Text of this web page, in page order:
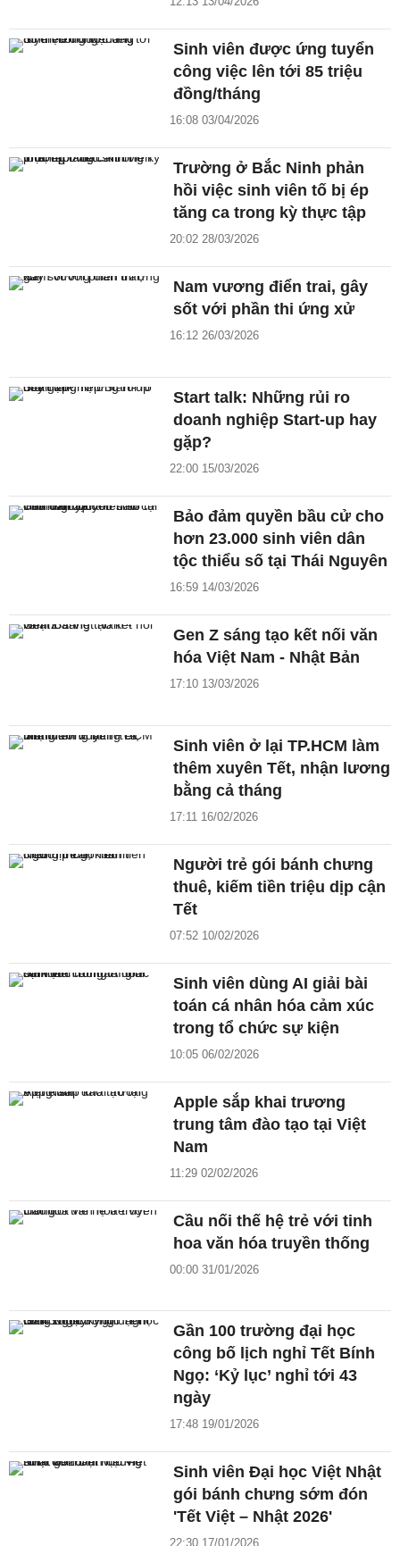
Sinh viên được ứng tuyển
công việc lên tới 85 triệu
đồng/tháng
16:08 03/04/2026
Trường ở Bắc Ninh phản
hồi việc sinh viên tố bị ép
tăng ca trong kỳ thực tập
20:02 28/03/2026
Nam vương điển trai, gây
sốt với phần thi ứng xử
16:12 26/03/2026
Start talk: Những rủi ro
doanh nghiệp Start-up hay
gặp?
22:00 15/03/2026
Bảo đảm quyền bầu cử cho
hơn 23.000 sinh viên dân
tộc thiểu số tại Thái Nguyên
16:59 14/03/2026
Gen Z sáng tạo kết nối văn
hóa Việt Nam - Nhật Bản
17:10 13/03/2026
Sinh viên ở lại TP.HCM làm
thêm xuyên Tết, nhận lương
bằng cả tháng
17:11 16/02/2026
Người trẻ gói bánh chưng
thuê, kiếm tiền triệu dịp cận
Tết
07:52 10/02/2026
Sinh viên dùng AI giải bài
toán cá nhân hóa cảm xúc
trong tổ chức sự kiện
10:05 06/02/2026
Apple sắp khai trương
trung tâm đào tạo tại Việt
Nam
11:29 02/02/2026
Cầu nối thế hệ trẻ với tinh
hoa văn hóa truyền thống
00:00 31/01/2026
Gần 100 trường đại học
công bố lịch nghỉ Tết Bính
Ngọ: ‘Kỷ lục’ nghỉ tới 43
ngày
17:48 19/01/2026
Sinh viên Đại học Việt Nhật
gói bánh chưng sớm đón
'Tết Việt – Nhật 2026'
22:30 17/01/2026